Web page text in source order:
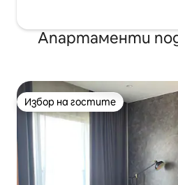
Апартаменти
Избор на гостите
Избор на гостите